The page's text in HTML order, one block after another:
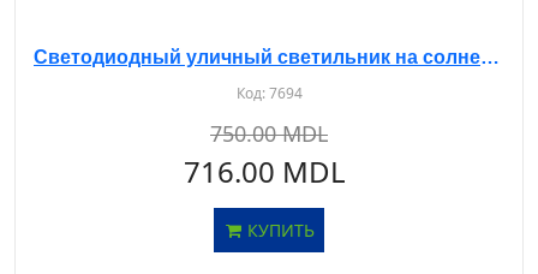
Светодиодный уличный светильник на солнечной батарее с датчиком 60W 6500K AS-530
Код:7694
750.00 MDL
716.00 MDL
КУПИТЬ